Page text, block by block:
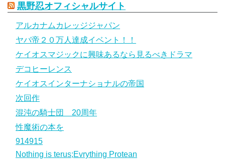
黒野忍オフィシャルサイト
アルカナムカレッジジャパン
ヤバ帝２０万人達成イベント！！
ケイオスマジックに興味あるなら見るべきドラマ
デコヒーレンス
ケイオスインターナショナルの帝国
次回作
混沌の騎士団 20周年
性魔術の本を
914915
Nothing is terus;Evrything Protean